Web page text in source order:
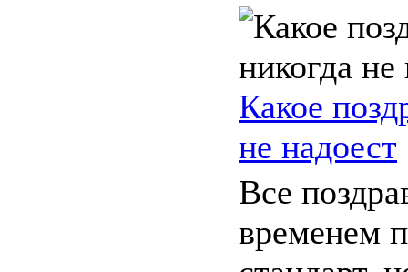
Какое
не надоест
Все
временем